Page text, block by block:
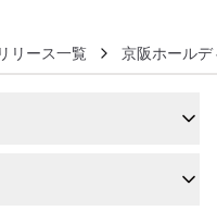
リース一覧 京阪ホール